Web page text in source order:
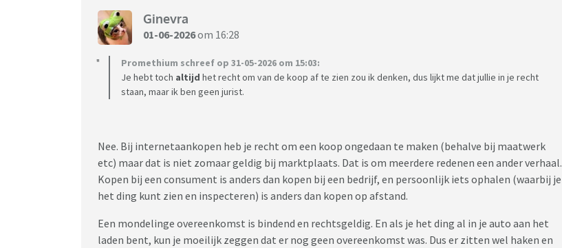
Ginevra
01-06-2026om 16:28
Promethium schreef op 31-05-2026 om 15:03:
Je hebt toch altijd het recht om van de koop af te zien zou ik denken, dus lijkt me dat jullie in je recht
staan, maar ik ben geen jurist.
Nee. Bij internetaankopen heb je recht om een koop ongedaan te maken (behalve bij maatwerk
etc) maar dat is niet zomaar geldig bij marktplaats. Dat is om meerdere redenen een ander verhaal.
Kopen bij een consument is anders dan kopen bij een bedrijf, en persoonlijk iets ophalen (waarbij je
het ding kunt zien en inspecteren) is anders dan kopen op afstand.
Een mondelinge overeenkomst is bindend en rechtsgeldig. En als je het ding al in je auto aan het
laden bent, kun je moeilijk zeggen dat er nog geen overeenkomst was. Dus er zitten wel haken en